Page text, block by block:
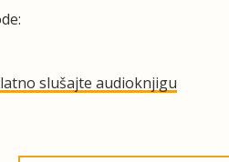
slušajte audioknjigu